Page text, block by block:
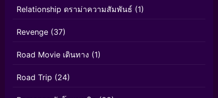
Relationship ดราม่าความสัมพันธ์ (1)
Revenge (37)
Road Movie เดินทาง (1)
Road Trip (24)